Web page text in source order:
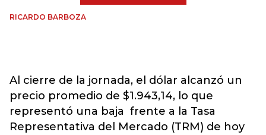
RICARDO BARBOZA
Al cierre de la jornada, el dólar alcanzó un
precio promedio de $1.943,14, lo que
representó una baja frente a la Tasa
Representativa del Mercado (TRM) de hoy